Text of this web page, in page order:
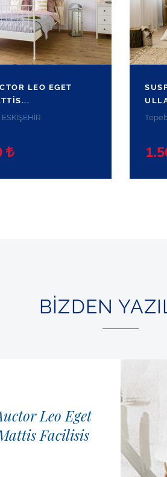
LEO EGET
BIZDEN
Leo Eget
Facilisis